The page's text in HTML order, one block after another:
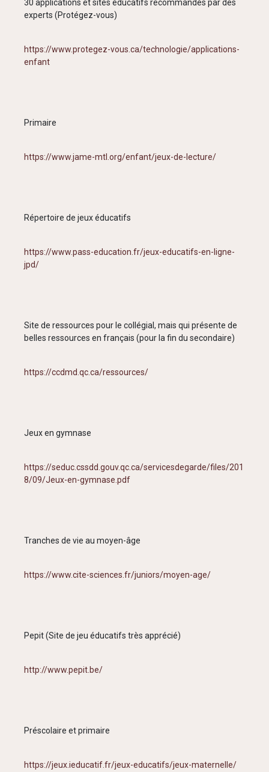
30 applications et sites éducatifs recommandés par des
experts (Protégez-vous)
https://www.protegez-vous.ca/technologie/applications-
enfant
Primaire
https://www.jame-mtl.org/enfant/jeux-de-lecture/
Répertoire de jeux éducatifs
https://www.pass-education.fr/jeux-educatifs-en-ligne-
jpd/
Site de ressources pour le collégial, mais qui présente de
belles ressources en français (pour la fin du secondaire)
https://ccdmd.qc.ca/ressources/
Jeux en gymnase
https://seduc.cssdd.gouv.qc.ca/servicesdegarde/files/201
8/09/Jeux-en-gymnase.pdf
Tranches de vie au moyen-âge
https://www.cite-sciences.fr/juniors/moyen-age/
Pepit (Site de jeu éducatifs très apprécié)
http://www.pepit.be/
Préscolaire et primaire
https://jeux.ieducatif.fr/jeux-educatifs/jeux-maternelle/